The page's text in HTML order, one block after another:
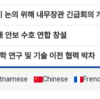
논의 위해 내무장관 긴급회의
안보 수호 연합 창설
연구 및 기술 이전 협력 박차
Chinese